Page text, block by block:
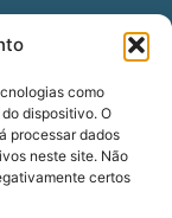
como
dispositivo. O
processar dados
neste site. Não
certos
Carlos
AL - CEP: